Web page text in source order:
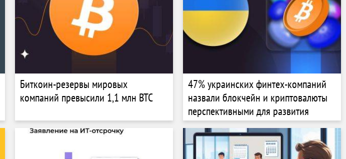
Биткоин-резервы мировых
компаний превысили 1,1 млн BTC
47% украинских финтех-компаний
назвали блокчейн и криптовалюты
перспективными для развития